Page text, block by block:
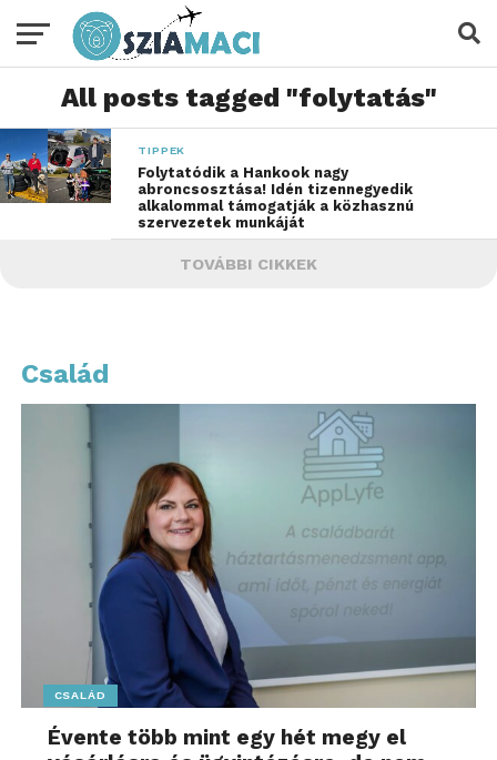
All posts tagged "folytatás"
TIPPEK
Folytatódik a Hankook nagy
abroncsosztása! Idén tizennegyedik
alkalommal támogatják a közhasznú
szervezetek munkáját
TOVÁBBI CIKKEK
Család
CSALÁD
Évente több mint egy hét megy el